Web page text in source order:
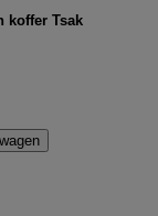
koffer Tsak